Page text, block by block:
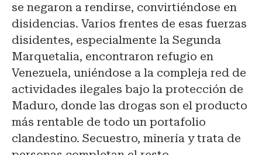
se negaron a rendirse, convirtiéndose en
disidencias. Varios frentes de esas fuerzas
disidentes, especialmente la Segunda
Marquetalia, encontraron refugio en
Venezuela, uniéndose a la compleja red de
actividades ilegales bajo la protección de
Maduro, donde las drogas son el producto
más rentable de todo un portafolio
clandestino. Secuestro, minería y trata de